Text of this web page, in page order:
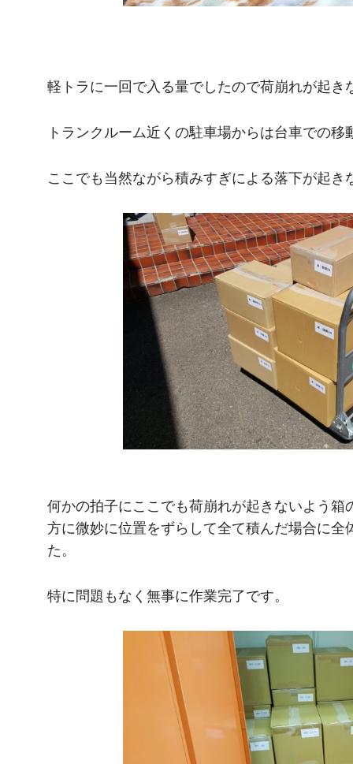
軽トラに一回で入る量でしたので荷崩れが起き
トランクルーム近くの駐車場からは台車での移
ここでも当然ながら積みすぎによる落下が起
何かの拍子にここでも荷崩れが起きないよう
方に微妙に位置をずらして全て積んだ場合に
た。
特に問題もなく無事に作業完了です。